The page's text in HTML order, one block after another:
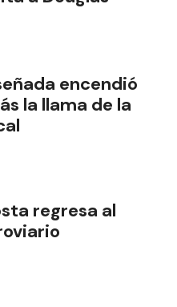
encendió
la llama de la
regresa al